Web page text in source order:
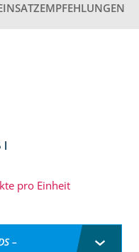
l
pro Einheit
–